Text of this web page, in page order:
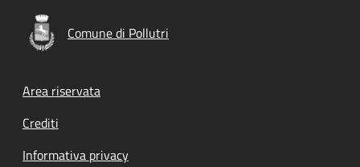
Comune di Pollutri
Footer menu
Area riservata
Crediti
Informativa privacy